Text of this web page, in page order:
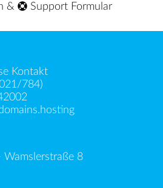
& Support Formular
Kontakt
784)
Wamslerstraße 8